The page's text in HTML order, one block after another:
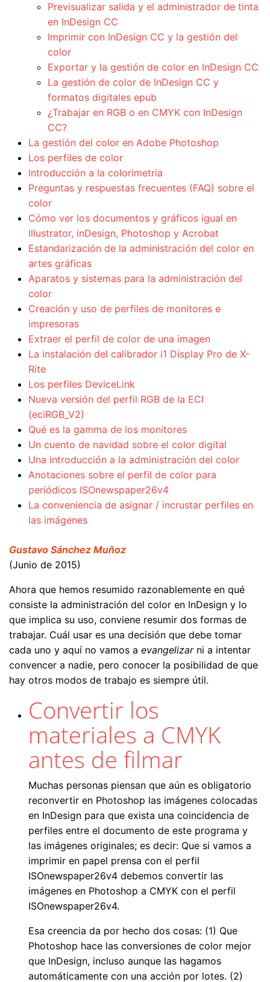
Previsualizar salida y el administrador de tinta
en InDesign CC
Imprimir con InDesign CC y la gestión del
color
Exportar y la gestión de color en InDesign CC
La gestión de color de InDesign CC y
formatos digitales epub
¿Trabajar en RGB o en CMYK con InDesign
CC?
La gestión del color en Adobe Photoshop
Los perfiles de color
Introducción a la colorimetria
Preguntas y respuestas frecuentes (FAQ) sobre el
color
Cómo ver los documentos y gráficos igual en
Illustrator, inDesign, Photoshop y Acrobat
Estandarización de la administración del color en
artes gráficas
Aparatos y sistemas para la administración del
color
Creación y uso de perfiles de monitores e
impresoras
Extraer el perfil de color de una imagen
La instalación del calibrador i1 Display Pro de X-
Rite
Los perfiles DeviceLink
Nueva versión del perfil RGB de la ECI
(eciRGB_V2)
Qué es la gamma de los monitores
Un cuento de navidad sobre el color digital
Una introducción a la administración del color
Anotaciones sobre el perfil de color para
periódicos ISOnewspaper26v4
La conveniencia de asignar / incrustar perfiles en
las imágenes
Gustavo Sánchez Muñoz
(Junio de 2015)
Ahora que hemos resumido razonablemente en qué
consiste la administración del color en InDesign y lo
que implica su uso, conviene resumir dos formas de
trabajar. Cuál usar es una decisión que debe tomar
cada uno y aquí no vamos a evangelizarni a intentar
convencer a nadie, pero conocer la posibilidad de que
hay otros modos de trabajo es siempre útil.
Convertir los
materiales a CMYK
antes de filmar
Muchas personas piensan que aún es obligatorio
reconvertir en Photoshop las imágenes colocadas
en InDesign para que exista una coincidencia de
perfiles entre el documento de este programa y
las imágenes originales; es decir: Que si vamos a
imprimir en papel prensa con el perfil
ISOnewspaper26v4 debemos convertir las
imágenes en Photoshop a CMYK con el perfil
ISOnewspaper26v4.
Esa creencia da por hecho dos cosas: (1) Que
Photoshop hace las conversiones de color mejor
que InDesign, incluso aunque las hagamos
automáticamente con una acción por lotes. (2)